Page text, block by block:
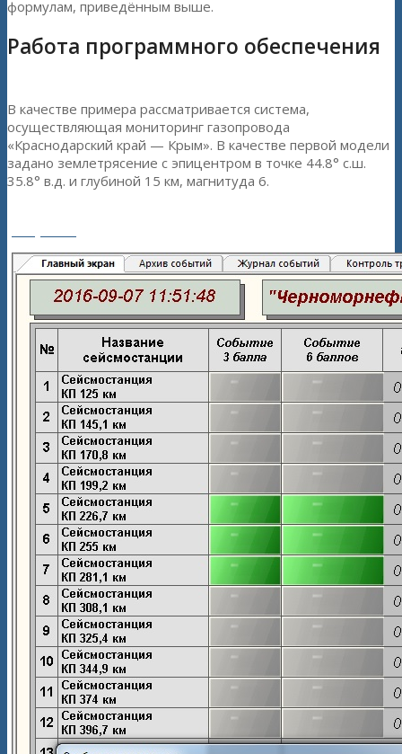
формулам, приведённым выше.
Работа программного обеспечения
В качестве примера рассматривается система,
осуществляющая мониторинг газопровода
«Краснодарский край — Крым». В качестве первой модели
задано землетрясение с эпицентром в точке 44.8° с.ш.
35.8° в.д. и глубиной 15 км, магнитуда 6.